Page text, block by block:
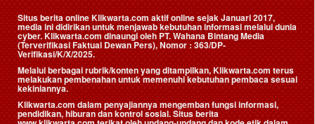
Situs berita online Klikwarta.com aktif online sejak Januari 2017,
media ini didirikan untuk menjawab kebutuhan informasi melalui dunia
cyber. Klikwarta.com dinaungi oleh PT. Wahana Bintang Media
(Terverifikasi Faktual Dewan Pers), Nomor : 363/DP-
Verifikasi/K/X/2025.
Melalui berbagai rubrik/konten yang ditampilkan, Klikwarta.com terus
melakukan pembenahan untuk memenuhi kebutuhan pembaca sesuai
kekiniannya.
Klikwarta.com dalam penyajiannya mengemban fungsi informasi,
pendidikan, hiburan dan kontrol sosial. Situs berita